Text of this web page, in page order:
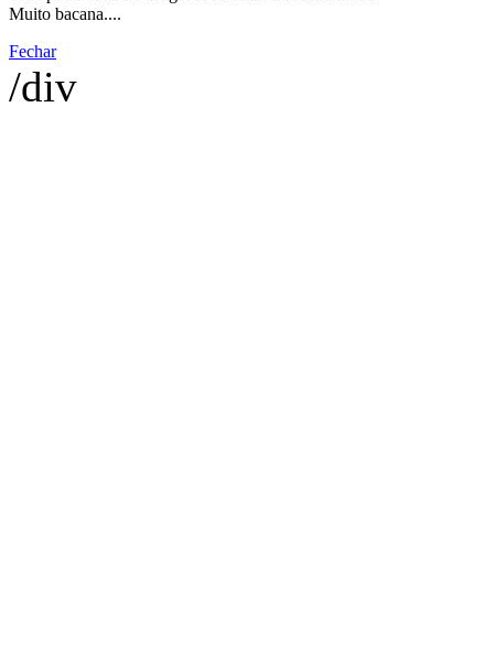
Muito bacana....
Fechar
/div